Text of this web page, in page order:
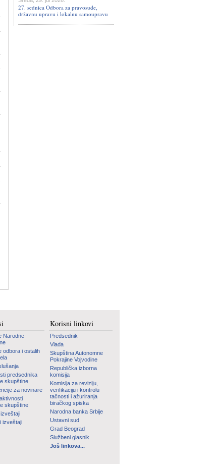
27. sednica Odbora za pravosuđe,
državnu upravu i lokalnu samoupravu
Narodne
odbora i ostalih
predsednika
skupštine
za novinare
skupštine
izveštaji
Korisni linkovi
Predsednik
Vlada
Skupština Autonomne
Pokrajine Vojvodine
Republička izborna
komisija
Komisija za reviziju,
verifikaciju i kontrolu
tačnosti i ažuriranja
biračkog spiska
Narodna banka Srbije
Ustavni sud
Grad Beograd
Službeni glasnik
Još linkova...